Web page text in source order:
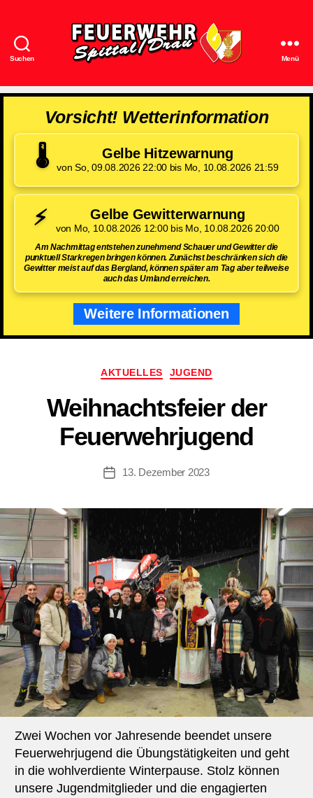
Suchen
Spittal/Drau
Menü
Vorsicht! Wetterinformation
🌡️ Gelbe Hitzewarnung
von So, 09.08.2026 22:00 bis Mo, 10.08.2026 21:59
⚡ Gelbe Gewitterwarnung
von Mo, 10.08.2026 12:00 bis Mo, 10.08.2026 20:00
Am Nachmittag entstehen zunehmend Schauer und Gewitter die
punktuell Starkregen bringen können. Zunächst beschränken sich die
Gewitter meist auf das Bergland, können später am Tag aber teilweise
auch das Umland erreichen.
Weitere Informationen
Kategorien
AKTUELLES JUGEND
Weihnachtsfeier der
Feuerwehrjugend
Beitragsdatum
13. Dezember 2023
Zwei Wochen vor Jahresende beendet unsere
Feuerwehrjugend die Übungstätigkeiten und geht
in die wohlverdiente Winterpause. Stolz können
unsere Jugendmitglieder und die engagierten